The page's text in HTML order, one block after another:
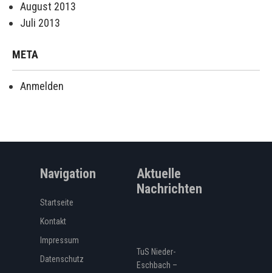
August 2013
Juli 2013
META
Anmelden
Navigation
Startseite
Kontakt
Impressum
Datenschutz
Aktuelle
Nachrichten
TuS Nieder-
Eschbach –